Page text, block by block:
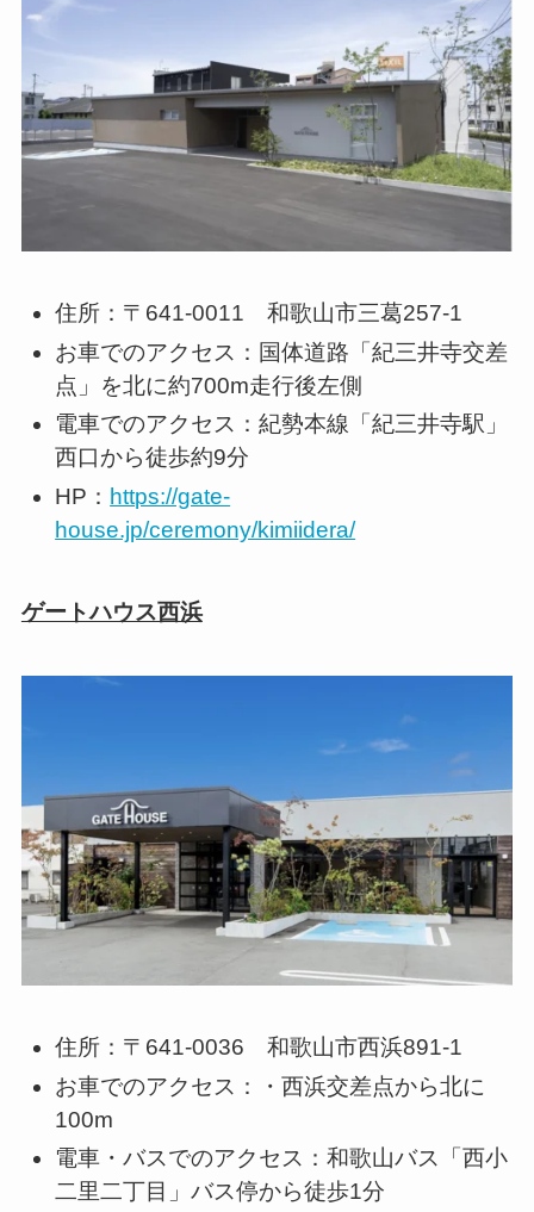
住所：〒641-0011 和歌山市三葛257-1
お車でのアクセス：国体道路「紀三井寺交差
点」を北に約700m走行後左側
電車でのアクセス：紀勢本線「紀三井寺駅」
西口から徒歩約9分
HP： https://gate-
house.jp/ceremony/kimiidera/
ゲートハウス西浜
住所：〒641-0036 和歌山市西浜891-1
お車でのアクセス：・西浜交差点から北に
100m
電車・バスでのアクセス：和歌山バス「西小
二里二丁目」バス停から徒歩1分